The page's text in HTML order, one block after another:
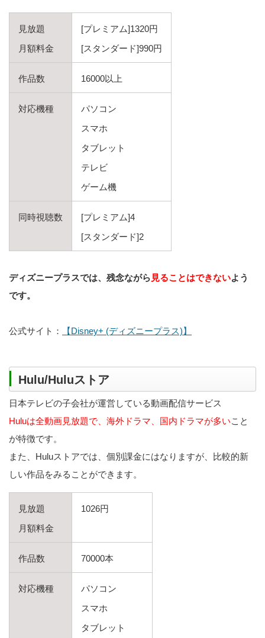
見放題
月額料金
[プレミアム]1320円
[スタンダード]990円
作品数 16000以上
対応機種
パソコン
スマホ
タブレット
テレビ
ゲーム機
同時視聴数
[プレミアム]4
[スタンダード]2
ディズニープラスでは、残念ながら 見ることはできないよう
です。
公式サイト： 【Disney+ (ディズニープラス)】
Hulu/Huluストア
日本テレビの子会社が運営している動画配信サービス
Huluは全動画見放題で、海外ドラマ、国内ドラマが多いこと
が特徴です。
また、Huluストアでは、個別課金にはなりますが、比較的新
しい作品をみることができます。
見放題
月額料金
1026円
作品数 70000本
対応機種
パソコン
スマホ
タブレット